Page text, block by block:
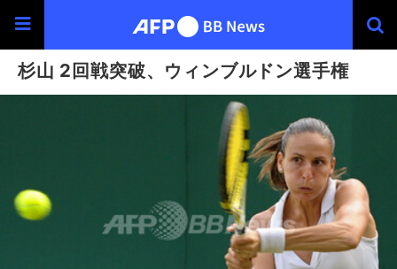
杉山 2回戦突破、ウィンブルドン選手権